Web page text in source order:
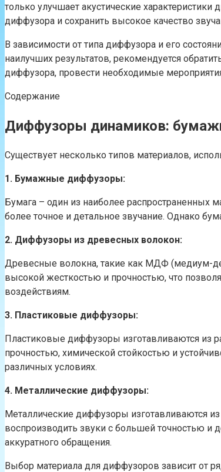
только улучшает акустические
диффузора и сохранить высокое качество
В зависимости от типа диффузора и его
наилучших результатов, рекомендуется
диффузора, провести необходимые
Содержание
Диффузоры динамиков:
Существует несколько типов материалов,
1. Бумажные диффузоры:
Бумага – один из наиболее распространенных
более точное и детальное звучание. Однако
2. Диффузоры из древесных волокон:
Древесные волокна, такие как МДФ (медиум-
высокой жесткостью и прочностью, что
воздействиям.
3. Пластиковые диффузоры:
Пластиковые диффузоры изготавливаются из
прочностью, химической стойкостью и
различных условиях.
4. Металлические диффузоры:
Металлические диффузоры изготавливаются
воспроизводить звуки с большей точностью
аккуратного обращения.
Выбор материала для диффузоров зависит от